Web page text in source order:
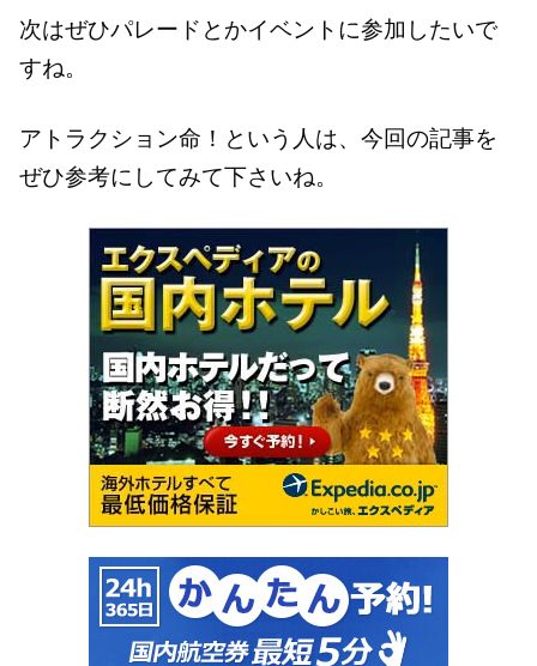
次はぜひパレードとかイベントに参加したいで
すね。
アトラクション命！という人は、今回の記事を
ぜひ参考にしてみて下さいね。